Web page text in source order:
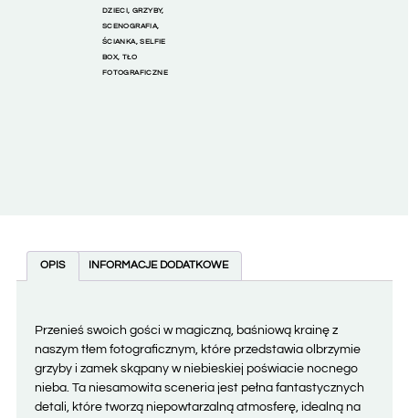
DZIECI, GRZYBY,
SCENOGRAFIA,
ŚCIANKA,SELFIE
BOX, TŁO
FOTOGRAFICZNE
OPIS INFORMACJE DODATKOWE
Przenieś swoich gości w magiczną, baśniową krainę z
naszym tłem fotograficznym, które przedstawia olbrzymie
grzyby i zamek skąpany w niebieskiej poświacie nocnego
nieba. Ta niesamowita sceneria jest pełna fantastycznych
detali, które tworzą niepowtarzalną atmosferę, idealną na